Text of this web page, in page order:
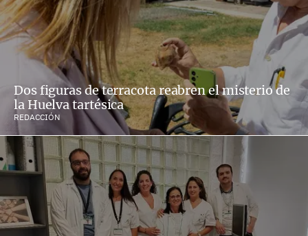
Dos figuras de terracota reabren el misterio de
la Huelva tartésica
REDACCIÓN